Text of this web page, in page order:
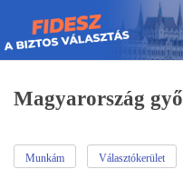
Skip
to
content
Magyarország
Munkám Választókerület